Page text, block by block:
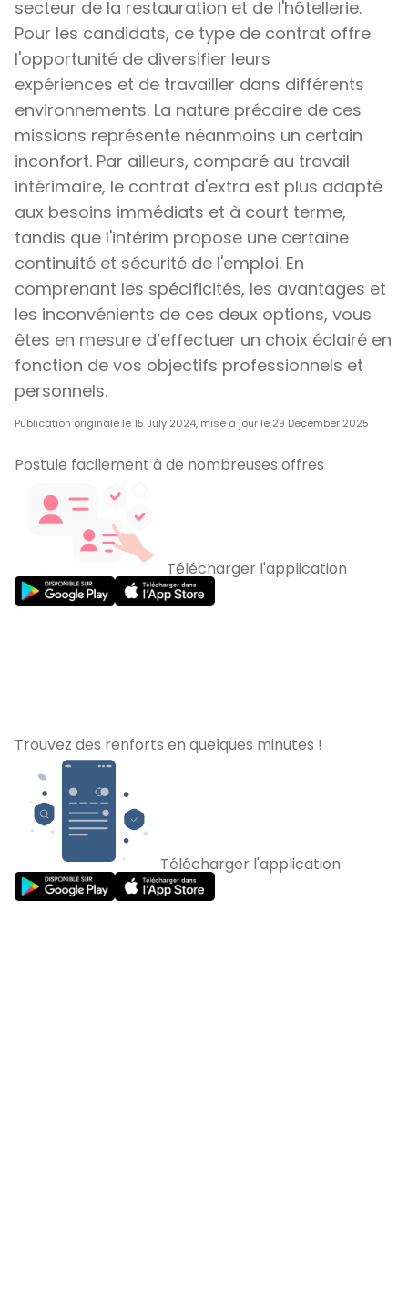
secteur de la restauration et de l'hôtellerie.
Pour les candidats, ce type de contrat offre
l'opportunité de diversifier leurs
expériences et de travailler dans différents
environnements. La nature précaire de ces
missions représente néanmoins un certain
inconfort. Par ailleurs, comparé au travail
intérimaire, le contrat d'extra est plus adapté
aux besoins immédiats et à court terme,
tandis que l'intérim propose une certaine
continuité et sécurité de l'emploi. En
comprenant les spécificités, les avantages et
les inconvénients de ces deux options, vous
êtes en mesure d’effectuer un choix éclairé en
fonction de vos objectifs professionnels et
personnels.
Publication originale le 15 July 2024, mise à jour le 29 December 2025
Postule facilement à de nombreuses offres
Télécharger l'application
Trouvez des renforts en quelques minutes !
Télécharger l'application